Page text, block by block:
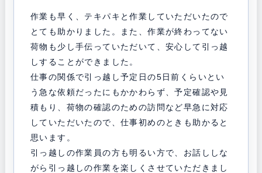
作業も早く、テキパキと作業していただいたので
とても助かりました。また、作業が終わってない
荷物も少し手伝っていただいて、安心して引っ越
しすることができました。
仕事の関係で引っ越し予定日の5日前くらいとい
う急な依頼だったにもかかわらず、予定確認や見
積もり、荷物の確認のための訪問など早急に対応
していただいたので、仕事初めのときも助かると
思います。
引っ越しの作業員の方も明るい方で、お話ししな
がら引っ越しの作業を楽しくさせていただきまし